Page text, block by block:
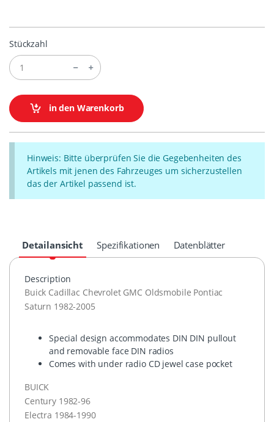
Stückzahl
in den Warenkorb
Hinweis: Bitte überprüfen Sie die Gegebenheiten des
Artikels mit jenen des Fahrzeuges um sicherzustellen
das der Artikel passend ist.
Detailansicht Spezifikationen Datenblätter
Description
Buick Cadillac Chevrolet GMC Oldsmobile Pontiac
Saturn 1982-2005
Special design accommodates DIN DIN pullout
and removable face DIN radios
Comes with under radio CD jewel case pocket
BUICK
Century 1982-96
Electra 1984-1990